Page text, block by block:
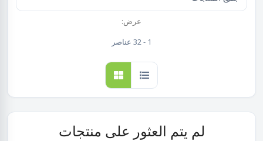
عرض:
1 - 32 عناصر
لم يتم العثور على منتجات